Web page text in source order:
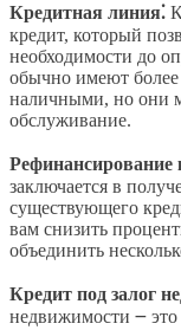
Кредитная линия⁚
кредит, который
необходимости до
обычно имеют
наличными, но они
обслуживание.
Рефинансирование
заключается в
существующего
вам снизить
объединить
Кредит под залог
недвижимости ౼ это